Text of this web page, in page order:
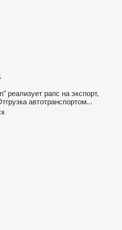
реализует рапс на экспорт,
автотранспортом...